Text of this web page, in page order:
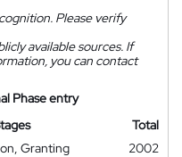
Please verify
available sources. If
you can contact
Phase entry
Total
Granting
2002